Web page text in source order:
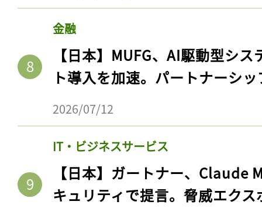
金融
【日本】MUFG、AI駆動型シ
ト導入を加速。パートナーシ
2026/07/12
IT・ビジネスサービス
【日本】ガートナー、Claude
キュリティで提言。脅威エク